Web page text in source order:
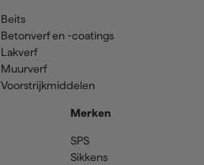
Beits
Betonverf en -coatings
Lakverf
Muurverf
Voorstrijkmiddelen
Merken
SPS
Sikkens